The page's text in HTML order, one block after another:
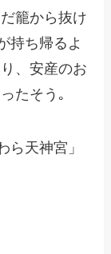
籠から抜け
持ち帰るよ
、安産のお
たそう｡
ら天神宮」